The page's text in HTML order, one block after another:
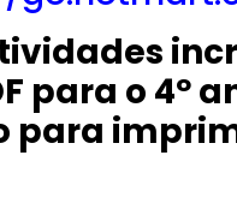
para o 4º
para